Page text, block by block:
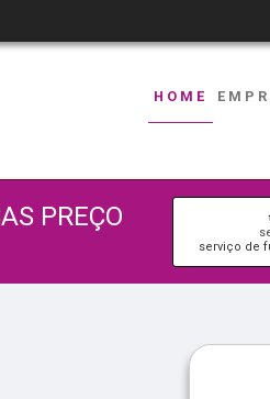
HOME
PREÇO
serviço de